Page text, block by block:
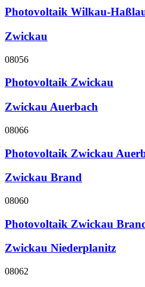
Photovoltaik Wilkau-
Zwickau
08056
Photovoltaik Zwickau
Zwickau Auerbach
08066
Photovoltaik Zwickau
Zwickau Brand
08060
Photovoltaik Zwickau
Zwickau Niederplanitz
08062